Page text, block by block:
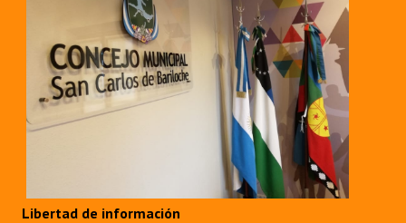
Libertad de información